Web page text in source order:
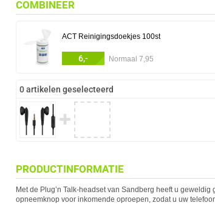
COMBINEER
ACT Reinigingsdoekjes 100st
6,- Normaal 7,95
0 artikelen geselecteerd
✚
PRODUCTINFORMATIE
Met de Plug’n Talk-headset van Sandberg heeft u geweldig
opneemknop voor inkomende oproepen, zodat u uw